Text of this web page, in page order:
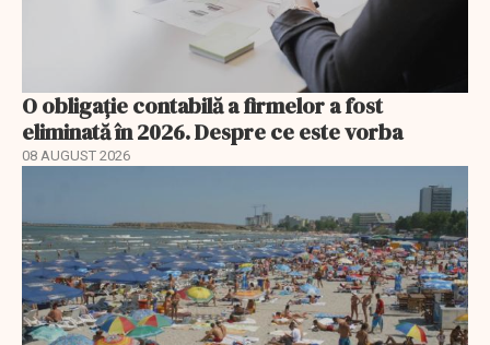
O obligație contabilă a firmelor a fost
eliminată în 2026. Despre ce este vorba
08 AUGUST 2026